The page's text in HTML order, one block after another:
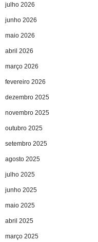
julho 2026
junho 2026
maio 2026
abril 2026
março 2026
fevereiro 2026
dezembro 2025
novembro 2025
outubro 2025
setembro 2025
agosto 2025
julho 2025
junho 2025
maio 2025
abril 2025
março 2025